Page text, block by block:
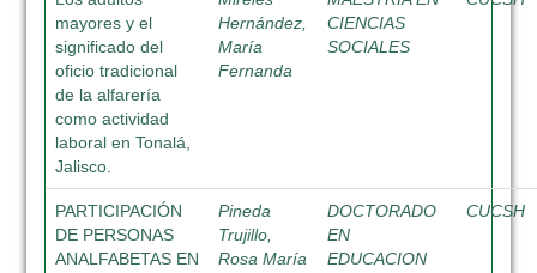
mayores y el
significado del
oficio tradicional
de la alfarería
como actividad
laboral en Tonalá,
Jalisco.
Hernández,
María
Fernanda
CIENCIAS
SOCIALES
PARTICIPACIÓN
DE PERSONAS
ANALFABETAS EN
Pineda
Trujillo,
Rosa María
DOCTORADO
EN
EDUCACION
CUCSH